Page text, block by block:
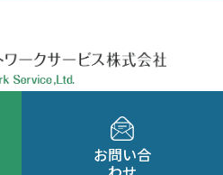
お問い合
service.Ltd.All Rights Reserved.